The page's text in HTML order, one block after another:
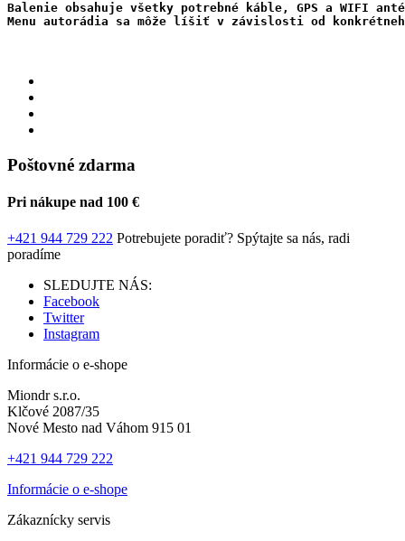
Balenie obsahuje všetky potrebné káble, GPS a WIFI
Menu autorádia sa môže líšiť v závislosti od
Poštovné zdarma
Pri nákupe nad 100 €
+421 944 729 222 Potrebujete poradiť? Spýtajte sa nás, radi
poradíme
SLEDUJTE NÁS:
Facebook
Twitter
Instagram
Informácie o e-shope
Miondr s.r.o.
Klčové 2087/35
Nové Mesto nad Váhom 915 01
+421 944 729 222
Informácie o e-shope
Zákaznícky servis